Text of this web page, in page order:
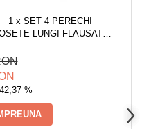
1 x SET 4 PERECHI
LUNGI FLAUSATE
CRACIUN, MARIMEA
UNIVERSALA 36-40,
%